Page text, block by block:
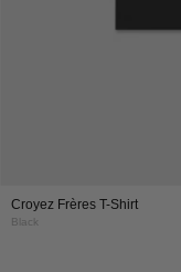
Croyez Frères T-Shirt
Black